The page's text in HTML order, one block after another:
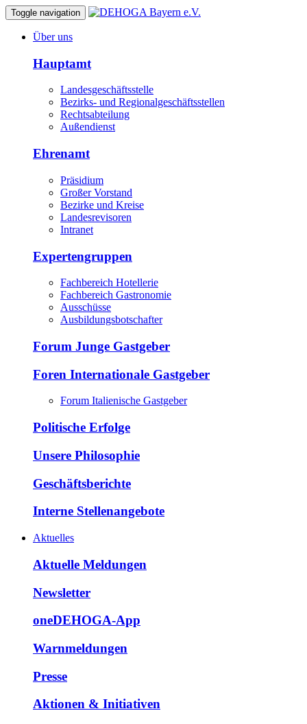
Toggle navigation
Über uns
Hauptamt
Landesgeschäftsstelle
Bezirks- und Regionalgeschäftsstellen
Rechtsabteilung
Außendienst
Ehrenamt
Präsidium
Großer Vorstand
Bezirke und Kreise
Landesrevisoren
Intranet
Expertengruppen
Fachbereich Hotellerie
Fachbereich Gastronomie
Ausschüsse
Ausbildungsbotschafter
Forum Junge Gastgeber
Foren Internationale Gastgeber
Forum Italienische Gastgeber
Politische Erfolge
Unsere Philosophie
Geschäftsberichte
Interne Stellenangebote
Aktuelles
Aktuelle Meldungen
Newsletter
oneDEHOGA-App
Warnmeldungen
Presse
Aktionen & Initiativen